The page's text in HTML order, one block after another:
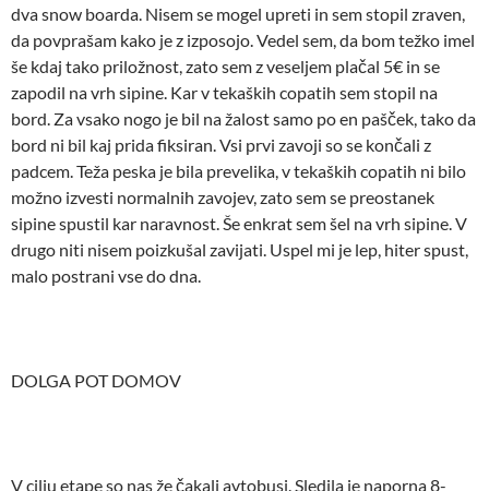
dva snow boarda. Nisem se mogel upreti in sem stopil zraven,
da povprašam kako je z izposojo. Vedel sem, da bom težko imel
še kdaj tako priložnost, zato sem z veseljem plačal 5€ in se
zapodil na vrh sipine. Kar v tekaških copatih sem stopil na
bord. Za vsako nogo je bil na žalost samo po en pašček, tako da
bord ni bil kaj prida fiksiran. Vsi prvi zavoji so se končali z
padcem. Teža peska je bila prevelika, v tekaških copatih ni bilo
možno izvesti normalnih zavojev, zato sem se preostanek
sipine spustil kar naravnost. Še enkrat sem šel na vrh sipine. V
drugo niti nisem poizkušal zavijati. Uspel mi je lep, hiter spust,
malo postrani vse do dna.
DOLGA POT DOMOV
V cilju etape so nas že čakali avtobusi. Sledila je naporna 8-